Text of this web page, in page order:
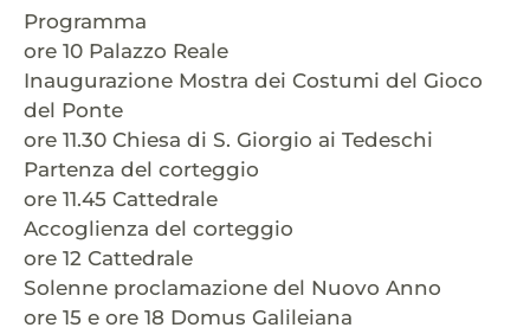
Programma
ore 10 Palazzo Reale
Inaugurazione Mostra dei Costumi del Gioco
del Ponte
ore 11.30 Chiesa di S. Giorgio ai Tedeschi
Partenza del corteggio
ore 11.45 Cattedrale
Accoglienza del corteggio
ore 12 Cattedrale
Solenne proclamazione del Nuovo Anno
ore 15 e ore 18 Domus Galileiana